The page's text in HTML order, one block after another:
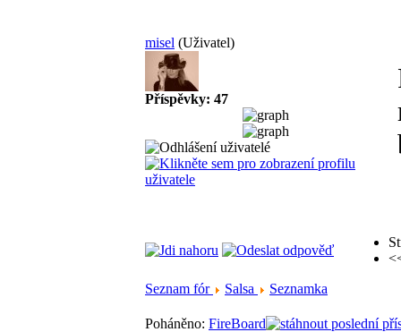
misel (Uživatel)
Příspěvky: 47
Seznam fór
Salsa Seznamka
Poháněno: FireBoard